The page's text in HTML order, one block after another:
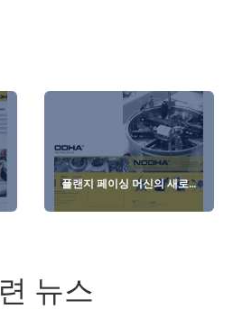
플랜지 페이싱 머신의 새로
뉴스